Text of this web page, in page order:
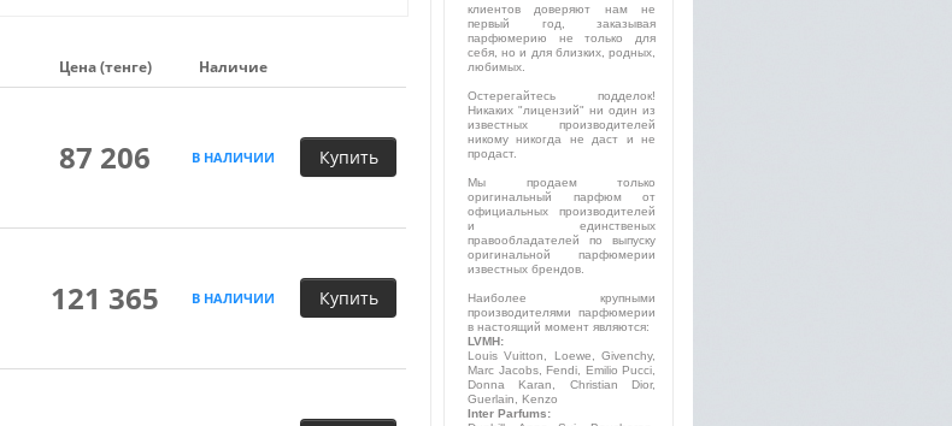
Цена (тенге) Наличие
87 206 В НАЛИЧИИ Купить
121 365 В НАЛИЧИИ Купить
клиентов доверяют нам не
первый год, заказывая
парфюмерию не только для
себя, но и для близких, родных,
любимых.
Остерегайтесь подделок!
Никаких "лицензий" ни один из
известных производителей
никому никогда не даст и не
продаст.
Мы продаем только
оригинальный парфюм от
официальных производителей
и единственых
правообладателей по выпуску
оригинальной парфюмерии
известных брендов.
Наиболее крупными
производителями парфюмерии
в настоящий момент являются:
LVMH:
Louis Vuitton, Loewe, Givenchy,
Marc Jacobs, Fendi, Emilio Pucci,
Donna Karan, Christian Dior,
Guerlain, Kenzo
Inter Parfums: